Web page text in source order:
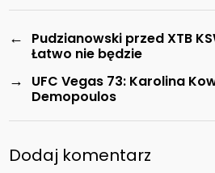
←
Pudzianowski przed XTB
Łatwo nie będzie
→
UFC Vegas 73: Karolina
Demopoulos
Dodaj komentarz